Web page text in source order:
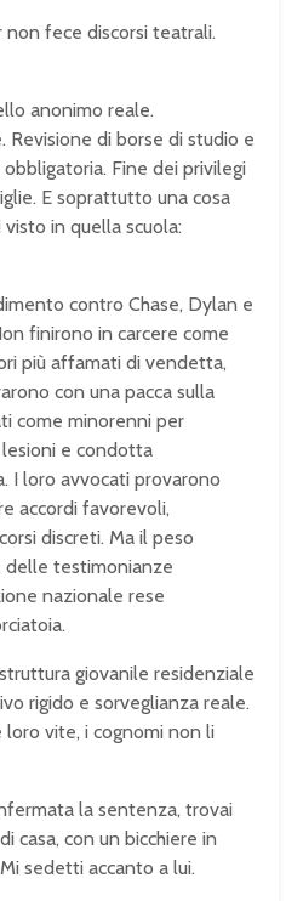
fece discorsi teatrali.
anonimo reale.
Revisione di borse di studio e
Fine dei privilegi
E soprattutto una cosa
in quella scuola:
contro Chase, Dylan e
finirono in carcere come
più affamati di vendetta,
con una pacca sulla
come minorenni per
lesioni e condotta
I loro avvocati provarono
accordi favorevoli,
discreti. Ma il peso
testimonianze
nazionale rese
giovanile residenziale
rigido e sorveglianza reale.
vite, i cognomi non li
la sentenza, trovai
casa, con un bicchiere in
sedetti accanto a lui.